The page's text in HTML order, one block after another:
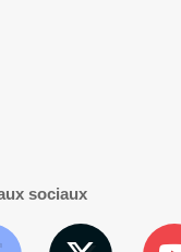
sociaux